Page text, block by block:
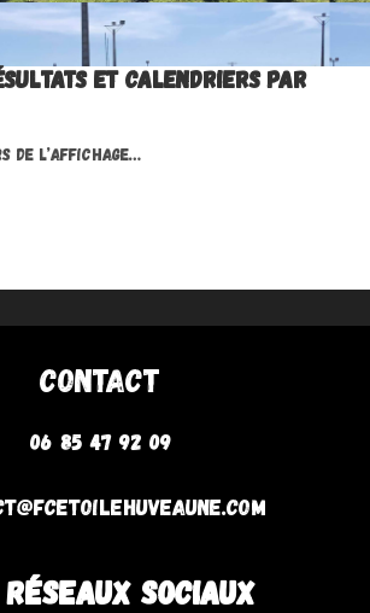
et calendriers par
de l’affichage…
Contact
06 85 47 92 09
RÉSEAUX SOCIAUX